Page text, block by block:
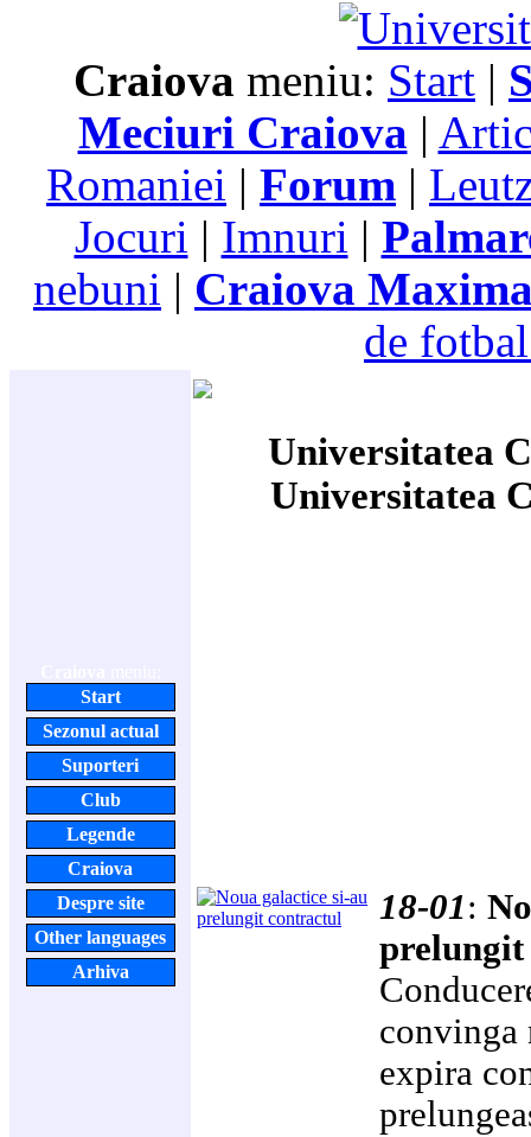
Craiova meniu: Start |
Meciuri Craiova |
Romaniei | Forum |
Jocuri | Imnuri |
nebuni | Craiova
de
Start
Sezonul actual
Suporteri
Club
Legende
Craiova
Despre site
Other languages
Arhiva
Universitatea
Universitatea
18-01:
convinga
expira